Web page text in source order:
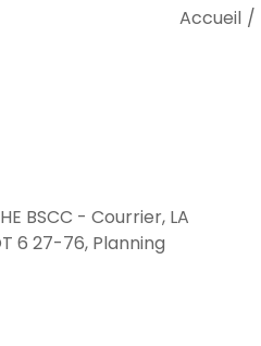
Accueil /
BSCC - Courrier, LA
6 27-76, Planning